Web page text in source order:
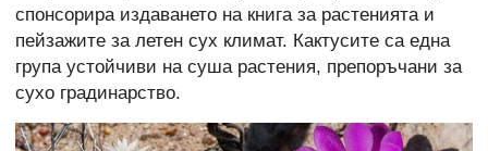
спонсорира издаването на книга за растенията и
пейзажите за летен сух климат. Кактусите са една
група устойчиви на суша растения, препоръчани за
сухо градинарство.